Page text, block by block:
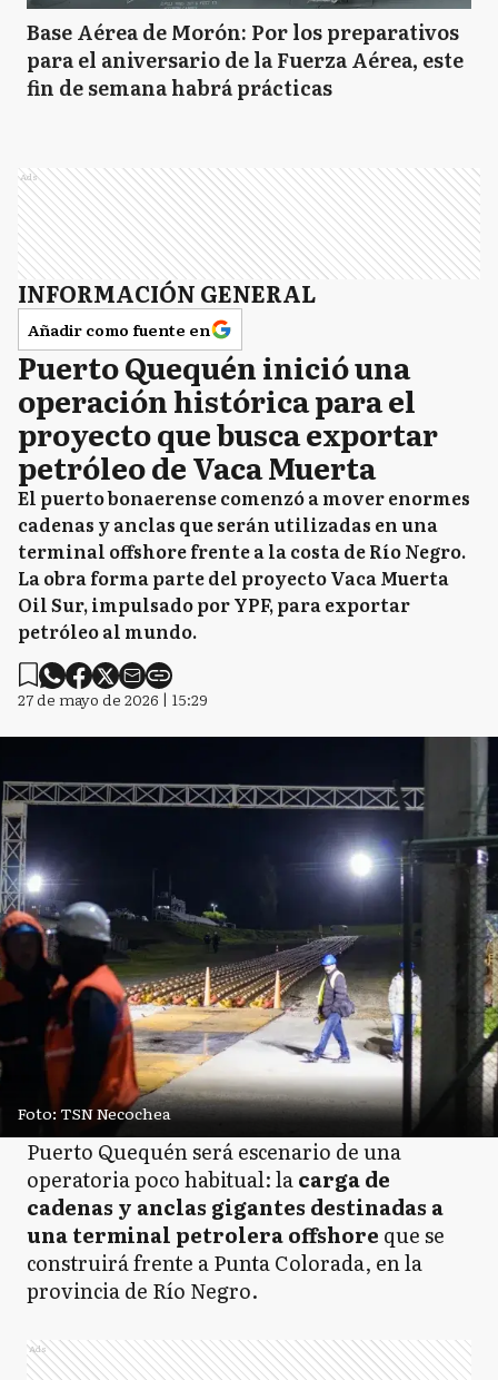
Base Aérea de Morón: Por los preparativos
para el aniversario de la Fuerza Aérea, este
fin de semana habrá prácticas
Ads
INFORMACIÓN GENERAL
Añadir como fuente en
Puerto Quequén inició una
operación histórica para el
proyecto que busca exportar
petróleo de Vaca Muerta
El puerto bonaerense comenzó a mover enormes
cadenas y anclas que serán utilizadas en una
terminal offshore frente a la costa de Río Negro.
La obra forma parte del proyecto Vaca Muerta
Oil Sur, impulsado por YPF, para exportar
petróleo al mundo.
27 de mayo de 2026 | 15:29
Foto: TSN Necochea
Puerto Quequén será escenario de una
operatoria poco habitual: lacarga de
cadenas y anclas gigantes destinadas a
una terminal petrolera offshore que se
construirá frente a Punta Colorada, en la
provincia de Río Negro.
Ads